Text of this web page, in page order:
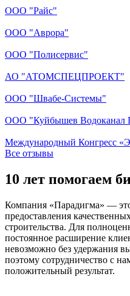
ООО "Райс"
ООО "Аврора"
ООО "Полисервис"
АО "АТОМСПЕЦПРОЕКТ"
ООО "Швабе-Системы"
ООО "Куйбышев Водоканал
Международный Конгресс
Все отзывы
10 лет помогаем
Компания «Парадигма» —
предоставления
строительства. Для
постоянное расширение
невозможно без удержания
поэтому сотрудничество с
положительный результат.